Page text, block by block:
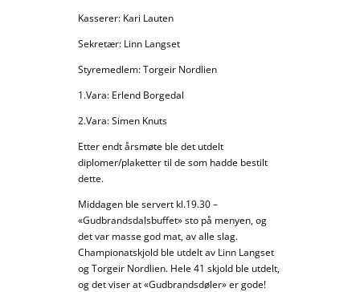
Kasserer: Kari Lauten
Sekretær: Linn Langset
Styremedlem: Torgeir Nordlien
1.Vara: Erlend Borgedal
2.Vara: Simen Knuts
Etter endt årsmøte ble det utdelt
diplomer/plaketter til de som hadde bestilt
dette.
Middagen ble servert kl.19.30 –
«Gudbrandsdalsbuffet» sto på menyen, og
det var masse god mat, av alle slag.
Championatskjold ble utdelt av Linn Langset
og Torgeir Nordlien. Hele 41 skjold ble utdelt,
og det viser at «Gudbrandsdøler» er gode!